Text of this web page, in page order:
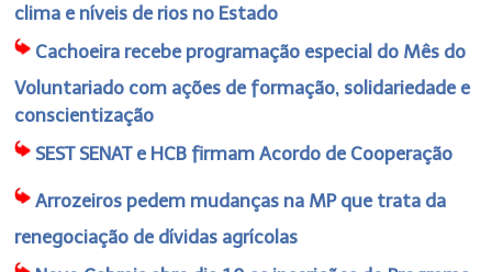
clima e níveis de rios no Estado
Cachoeira recebe programação especial do Mês do
Voluntariado com ações de formação, solidariedade e
conscientização
SEST SENAT e HCB firmam Acordo de Cooperação
Arrozeiros pedem mudanças na MP que trata da
renegociação de dívidas agrícolas